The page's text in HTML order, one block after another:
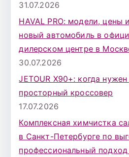
31.07.2026
HAVAL PRO: модели, цены
новый автомобиль в
дилерском центре в
30.07.2026
JETOUR X90+: когда
просторный кроссовер
17.07.2026
Комплексная химчистка
в Санкт-Петербурге по
профессиональный